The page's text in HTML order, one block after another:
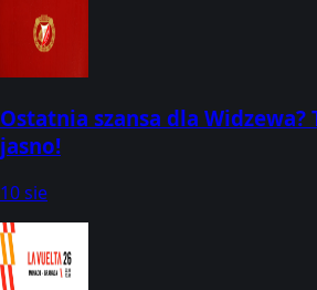
Ostatnia szansa dla Widzewa?
jasno!
10 sie